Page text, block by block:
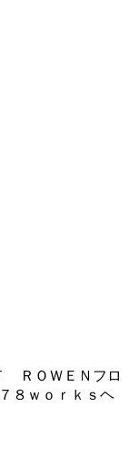
ＲＯＷＥＮフロ
８ｗｏｒｋｓヘ